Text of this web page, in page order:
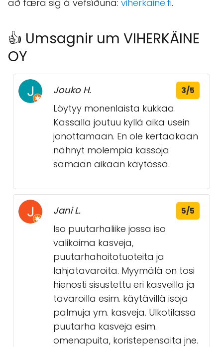
að færa sig á vefsíðuna: viherkaine.fi.
👍 Umsagnir um VIHERKÄINE
OY
Jouko H. 3/5
Löytyy monenlaista kukkaa.
Kassalla joutuu kyllä aika usein
jonottamaan. En ole kertaakaan
nähnyt molempia kassoja
samaan aikaan käytössä.
Jani L. 5/5
Iso puutarhaliike jossa iso
valikoima kasveja,
puutarhahoitotuoteita ja
lahjatavaroita. Myymälä on tosi
hienosti sisustettu eri kasveilla ja
tavaroilla esim. käytävillä isoja
palmuja ym. kasveja. Ulkotilassa
puutarha kasveja esim.
omenapuita, koristepensaita jne.